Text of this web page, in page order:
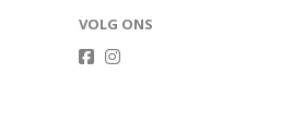
VOLG ONS